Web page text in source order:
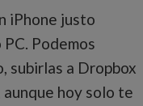
iPhone justo
Podemos
subirlas a Dropbox
hoy solo te